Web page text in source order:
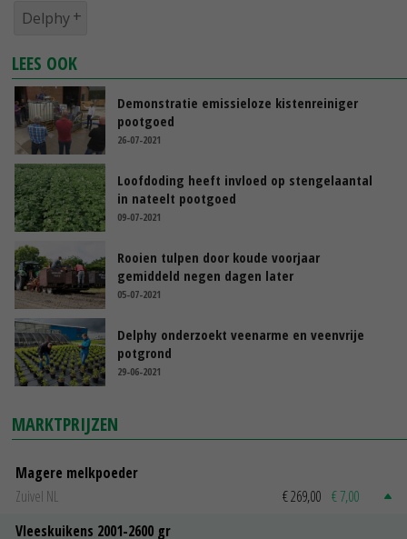
Delphy
LEES OOK
Demonstratie emissieloze kistenreiniger
pootgoed
26-07-2021
Loofdoding heeft invloed op stengelaantal
in nateelt pootgoed
09-07-2021
Rooien tulpen door koude voorjaar
gemiddeld negen dagen later
05-07-2021
Delphy onderzoekt veenarme en veenvrije
potgrond
29-06-2021
MARKTPRIJZEN
Magere melkpoeder
Zuivel NL
€ 269,00 € 7,00
Vleeskuikens 2001-2600 gr